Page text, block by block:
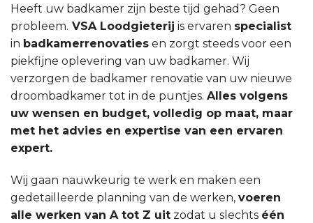
Heeft uw badkamer zijn beste tijd gehad? Geen
probleem. VSA Loodgieterij is ervaren specialist
in badkamerrenovaties en zorgt steeds voor een
piekfijne oplevering van uw badkamer. Wij
verzorgen de badkamer renovatie van uw nieuwe
droombadkamer tot in de puntjes. Alles volgens
uw wensen en budget, volledig op maat, maar
met het advies en expertise van een ervaren
expert.
Wij gaan nauwkeurig te werk en maken een
gedetailleerde planning van de werken, voeren
alle werken van A tot Z uit zodat u slechts één